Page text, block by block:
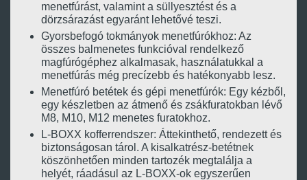
menetfúrást, valamint a süllyesztést és a
dörzsárazást egyaránt lehetővé teszi.
Gyorsbefogó tokmányok menetfúrókhoz: Az
összes balmenetes funkcióval rendelkező
magfúrógéphez alkalmasak, használatukkal a
menetfúrás még precízebb és hatékonyabb lesz.
Menetfúró betétek és gépi menetfúrók: Egy kézből,
egy készletben az átmenő és zsákfuratokban lévő
M8, M10, M12 menetes furatokhoz.
L-BOXX kofferrendszer: Áttekinthető, rendezett és
biztonságosan tárol. A kisalkatrész-betétnek
köszönhetően minden tartozék megtalálja a
helyét, ráadásul az L-BOXX-ok egyszerűen